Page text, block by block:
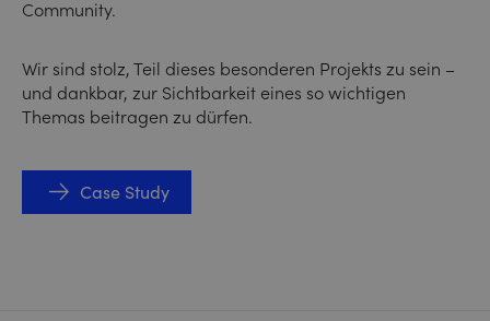
Community.
Wir sind stolz, Teil dieses besonderen Projekts zu sein –
und dankbar, zur Sichtbarkeit eines so wichtigen
Themas beitragen zu dürfen.
Case Study